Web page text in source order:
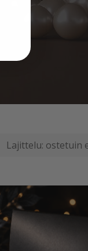
Suosituimmat